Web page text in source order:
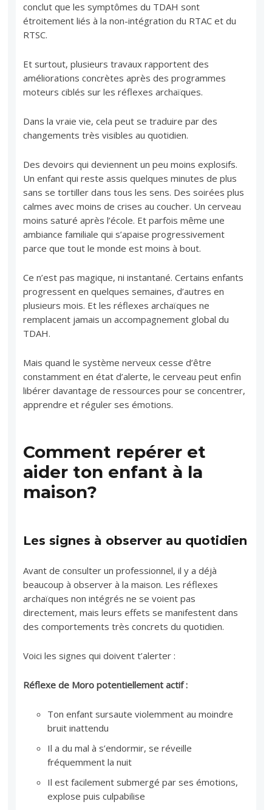
conclut que les symptômes du TDAH sont
étroitement liés à la non-intégration du RTAC et du
RTSC.
Et surtout, plusieurs travaux rapportent des
améliorations concrètes après des programmes
moteurs ciblés sur les réflexes archaïques.
Dans la vraie vie, cela peut se traduire par des
changements très visibles au quotidien.
Des devoirs qui deviennent un peu moins explosifs.
Un enfant qui reste assis quelques minutes de plus
sans se tortiller dans tous les sens. Des soirées plus
calmes avec moins de crises au coucher. Un cerveau
moins saturé après l’école. Et parfois même une
ambiance familiale qui s’apaise progressivement
parce que tout le monde est moins à bout.
Ce n’est pas magique, ni instantané. Certains enfants
progressent en quelques semaines, d’autres en
plusieurs mois. Et les réflexes archaïques ne
remplacent jamais un accompagnement global du
TDAH.
Mais quand le système nerveux cesse d’être
constamment en état d’alerte, le cerveau peut enfin
libérer davantage de ressources pour se concentrer,
apprendre et réguler ses émotions.
Comment repérer et
aider ton enfant à la
maison?
Les signes à observer au quotidien
Avant de consulter un professionnel, il y a déjà
beaucoup à observer à la maison. Les réflexes
archaïques non intégrés ne se voient pas
directement, mais leurs effets se manifestent dans
des comportements très concrets du quotidien.
Voici les signes qui doivent t’alerter :
Réflexe de Moro potentiellement actif :
Ton enfant sursaute violemment au moindre
bruit inattendu
Il a du mal à s’endormir, se réveille
fréquemment la nuit
Il est facilement submergé par ses émotions,
explose puis culpabilise